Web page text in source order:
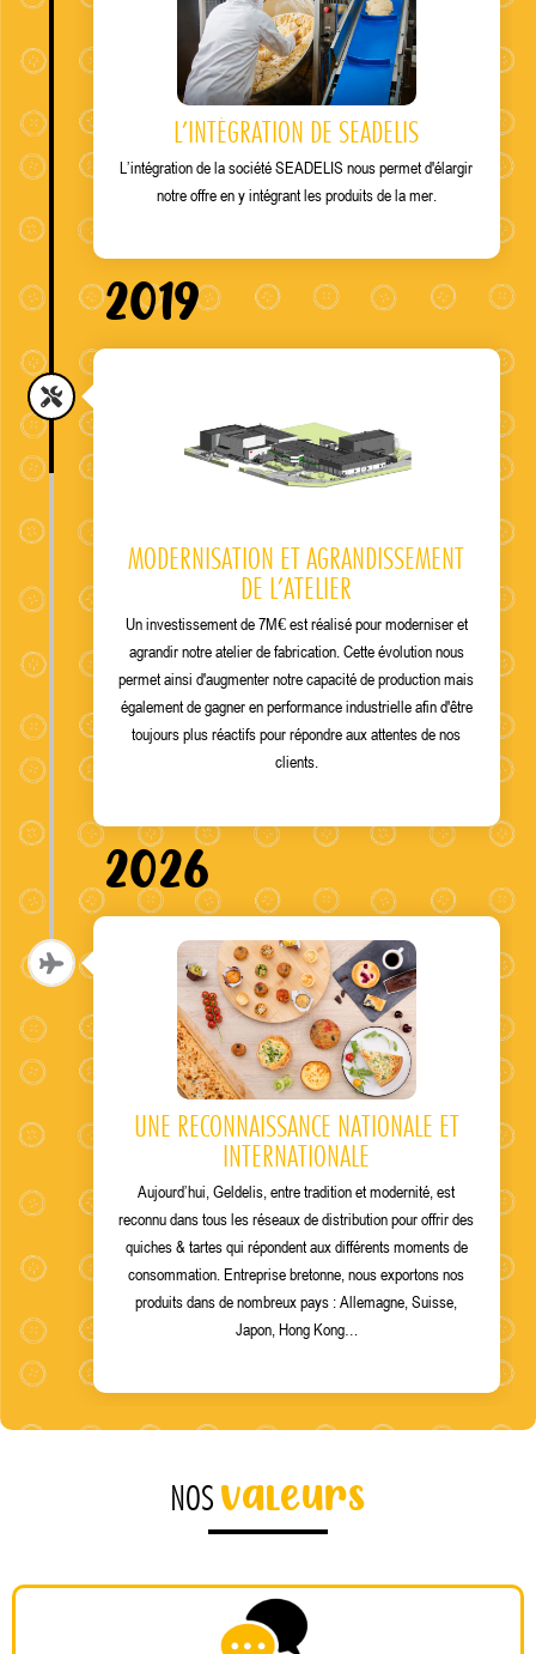
L’INTÉGRATION DE SEADELIS
L’intégration de la société SEADELIS nous permet d'élargir
notre offre en y intégrant les produits de la mer.
2019
MODERNISATION ET AGRANDISSEMENT
DE L’ATELIER
Un investissement de 7M€ est réalisé pour moderniser et
agrandir notre atelier de fabrication. Cette évolution nous
permet ainsi d'augmenter notre capacité de production mais
également de gagner en performance industrielle afin d'être
toujours plus réactifs pour répondre aux attentes de nos
clients.
2026
UNE RECONNAISSANCE NATIONALE ET
INTERNATIONALE
Aujourd’hui, Geldelis, entre tradition et modernité, est
reconnu dans tous les réseaux de distribution pour offrir des
quiches & tartes qui répondent aux différents moments de
consommation. Entreprise bretonne, nous exportons nos
produits dans de nombreux pays : Allemagne, Suisse,
Japon, Hong Kong…
NOSvaleurs